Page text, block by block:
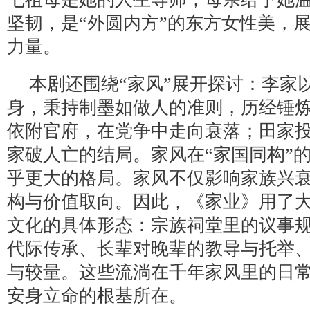
坚韧，是“外圆内方”的东方女性美，
力量。
本剧还围绕“家风”展开探讨：李家
身，秉持制墨如做人的准则，历经锤
依附官府，在党争中走向衰落；田家
家破人亡的结局。家风在“家国同构”
乎更大的格局。家风不仅影响家族兴
构与价值取向。因此，《家业》用了
文化的具体形态：宗族祠堂里的议事
代际传承、长辈对晚辈的教导与托举
与较量。这些流淌在千年家风里的日
安身立命的根基所在。